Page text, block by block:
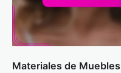
Materiales de